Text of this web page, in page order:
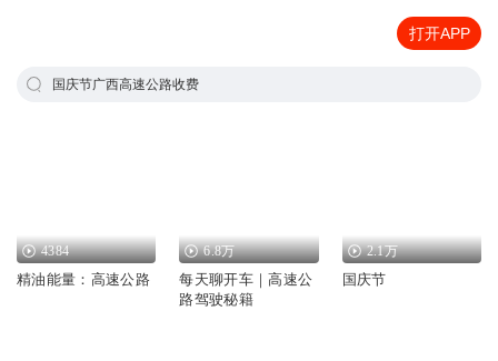
打开APP
国庆节广西高速公路收费
4384
精油能量：高速公路
6.8万
每天聊开车｜高速公
路驾驶秘籍
2.1万
国庆节